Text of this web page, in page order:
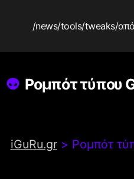
/news/tools/tweaks/
Ρομπότ τύπου
iGuRu.gr> Ρομπότ